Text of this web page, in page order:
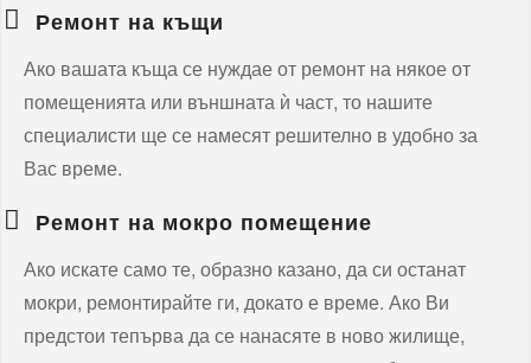
Ремонт на къщи
Ако вашата къща се нуждае от ремонт на някое от
помещенията или външната ѝ част, то нашите
специалисти ще се намесят решително в удобно за
Вас време.
Ремонт на мокро помещение
Ако искате само те, образно казано, да си останат
мокри, ремонтирайте ги, докато е време. Ако Ви
предстои тепърва да се нанасяте в ново жилище,